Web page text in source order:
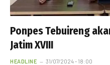
Ponpes Tebuireng
Jatim XVIII
HEADLINE 31/07/2024 - 18:00